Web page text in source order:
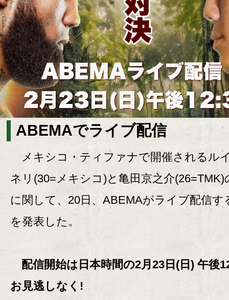
ABEMAでライブ配信
メキシコ・ティファナで開催されるル
ネリ(30=メキシコ)と亀田京之介(26=TMK)
に関して、20日、ABEMAがライブ配信す
を発表した。
配信開始は日本時間の2月23日(日) 午後
お見逃しなく!